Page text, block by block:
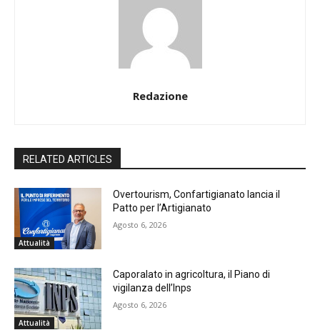
Redazione
RELATED ARTICLES
Attualità
Overtourism, Confartigianato lancia il
Patto per l’Artigianato
Agosto 6, 2026
Attualità
Caporalato in agricoltura, il Piano di
vigilanza dell’Inps
Agosto 6, 2026